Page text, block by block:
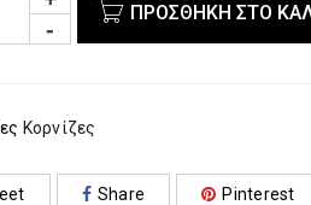
ΠΡΟΣΘΉΚΗ ΣΤΟ
Κορνίζες
Share Pinterest